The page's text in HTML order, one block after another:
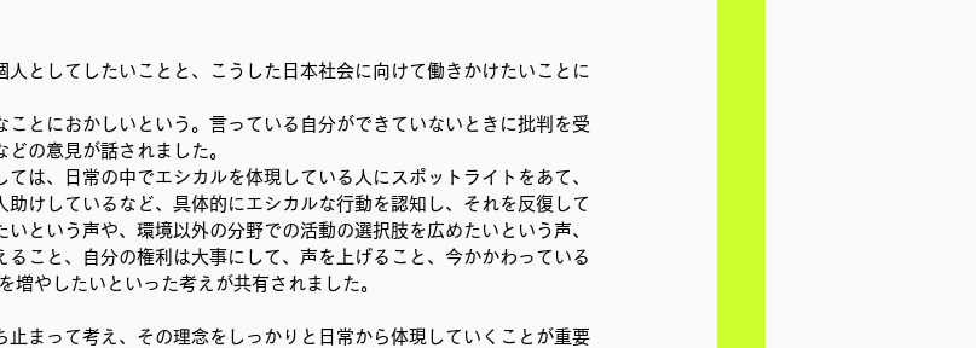
としてしたいことと、こうした日本社会に向けて働きかけたいことに
とにおかしいという。言っている自分ができていないときに批判を受
の意見が話されました。
は、日常の中でエシカルを体現している人にスポットライトをあて、
けしているなど、具体的にエシカルな行動を認知し、それを反復して
という声や、環境以外の分野での活動の選択肢を広めたいという声、
ること、自分の権利は大事にして、声を上げること、今かかわっている
増やしたいといった考えが共有されました。
止まって考え、その理念をしっかりと日常から体現していくことが重要